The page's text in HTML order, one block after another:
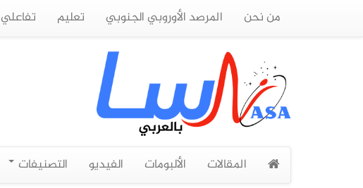
من نحن المرصد الأوروبي الجنوبي تعليم تفاعلي
المقالات الألبومات الفيديو التصنيفات